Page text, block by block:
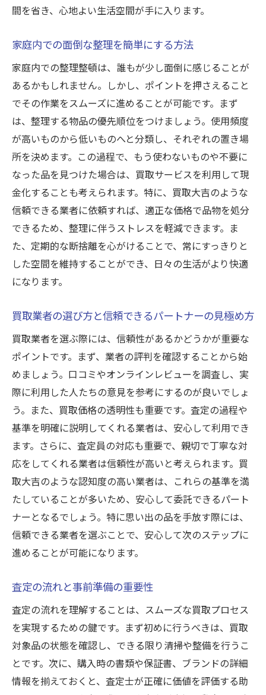
買取大吉の出張サービスの成功事例
いて
高価買取を目指すための査定ポイント
査定前にできる簡単な準備とチェックリス
ト
査定で重視される品物の条件と特徴
買取価格を左右する重要な要素を知る
プロの査定士による公正な評価のプロセス
買取大吉の査定基準と信頼性の確保
韮崎市での遺品整理買取の成功事例とその体験
談
成功事例から学ぶ遺品整理のポイント
実際の体験談に基づいた遺品整理の進め方
思い出の品を価値ある形で次世代へ繋げる
成功した遺品整理の共通点と背景
遺品整理後の家族の心の変化とその影響
買取大吉がサポートした成功事例の裏側
買取を通じた生前整理で新たな生活をスタート
する方法
生前整理で得られる心理的効果と新たな始
まり
買取を通じたリサイクルで環境に優しい生
活を実現
不要品の価値を最大化する買取戦略
生前整理をきっかけにした生活改善のヒン
ト
思い出の品を新たな形で生かす方法
生前整理のよくある質問を解決する買取大吉の
便利ガイド
生前整理に関する基本的な疑問とその解決
法
買取に関するよくある誤解とその真実
生前整理にあたっての法律面での注意事項
間を省き、心地よい生活空間が手に入ります。
家庭内での面倒な整理を簡単にする方法
家庭内での整理整頓は、誰もが少し面倒に感じることが
あるかもしれません。しかし、ポイントを押さえること
でその作業をスムーズに進めることが可能です。まず
は、整理する物品の優先順位をつけましょう。使用頻度
が高いものから低いものへと分類し、それぞれの置き場
所を決めます。この過程で、もう使わないものや不要に
なった品を見つけた場合は、買取サービスを利用して現
金化することも考えられます。特に、買取大吉のような
信頼できる業者に依頼すれば、適正な価格で品物を処分
できるため、整理に伴うストレスを軽減できます。ま
た、定期的な断捨離を心がけることで、常にすっきりと
した空間を維持することができ、日々の生活がより快適
になります。
買取業者の選び方と信頼できるパートナーの見極め方
買取業者を選ぶ際には、信頼性があるかどうかが重要な
ポイントです。まず、業者の評判を確認することから始
めましょう。口コミやオンラインレビューを調査し、実
際に利用した人たちの意見を参考にするのが良いでしょ
う。また、買取価格の透明性も重要です。査定の過程や
基準を明確に説明してくれる業者は、安心して利用でき
ます。さらに、査定員の対応も重要で、親切で丁寧な対
応をしてくれる業者は信頼性が高いと考えられます。買
取大吉のような認知度の高い業者は、これらの基準を満
たしていることが多いため、安心して委託できるパート
ナーとなるでしょう。特に思い出の品を手放す際には、
信頼できる業者を選ぶことで、安心して次のステップに
進めることが可能になります。
査定の流れと事前準備の重要性
査定の流れを理解することは、スムーズな買取プロセス
を実現するための鍵です。まず初めに行うべきは、買取
対象品の状態を確認し、できる限り清掃や整備を行うこ
とです。次に、購入時の書類や保証書、ブランドの詳細
情報を揃えておくと、査定士が正確に価値を評価する助